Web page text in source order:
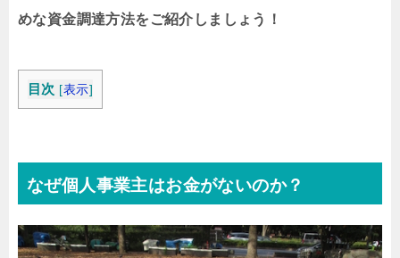
めな資金調達方法をご紹介しましょう！
目次 [表示]
なぜ個人事業主はお金がないのか？